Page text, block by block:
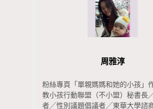
周雅淳
粉絲專頁「單親媽媽和她的小孩」
教小孩行動聯盟（不小盟）秘書長
者╱性別議題倡議者╱東華大學諮